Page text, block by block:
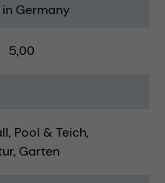
Germany
5,00
Pool & Teich
Garten